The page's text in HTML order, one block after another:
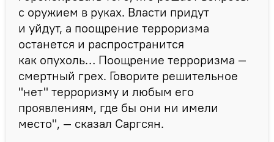
с оружием в руках. Власти придут
и уйдут, а поощрение терроризма
останется и распространится
как опухоль… Поощрение терроризма —
смертный грех. Говорите решительное
"нет" терроризму и любым его
проявлениям, где бы они ни имели
место", — сказал Саргсян.